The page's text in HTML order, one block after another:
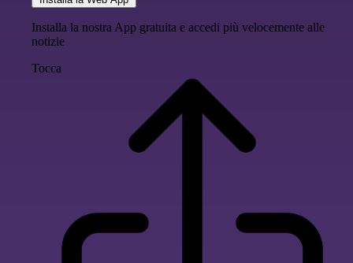
Installa la nostra App gratuita e accedi più velocemente alle
notizie
Tocca